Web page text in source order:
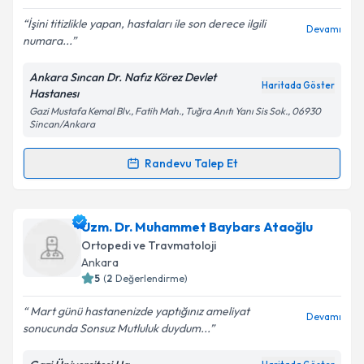
Kişisel verilerimin işlenmesine ilişkin
Aydınlatma
Metni
kapsamda işlenmesini kabul ediyorum.
Takvim Talebini Gönder
İşini titizlikle yapan, hastaları ile son derece ilgili
numara...
Devamı
Ankara Sıncan Dr. Nafız Körez Devlet
Hastanesı
Haritada Göster
Gazi Mustafa Kemal Blv., Fatih Mah., Tuğra Anıtı Yanı Sis Sok., 06930
Sincan/Ankara
Randevu Talep Et
Randevu Takvimi Talebi
Uzm. Dr. Abdullah Kenan Öziçin randevu takvimi
talebi oluşturun. Size bu uzmandan randevu almanız
için bir takvim hazırlandığında e-posta ile
bilgilendireceğiz.
E-posta Adresiniz
Uzm. Dr. Muhammet Baybars Ataoğlu
Ortopedi ve Travmatoloji
Ankara
5 (2 Değerlendirme)
Mart günü hastanenizde yaptığınız ameliyat
sonucunda Sonsuz Mutluluk duydum...
Devamı